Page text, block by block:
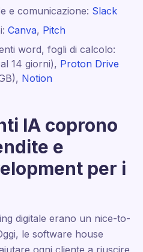
e comunicazione: Slack
Canva, Pitch
word, fogli di calcolo:
14 giorni), Proton Drive
Notion
IA coprono
e
per i
digitale erano un nice-to-
le software house
ogni cliente a riuscire